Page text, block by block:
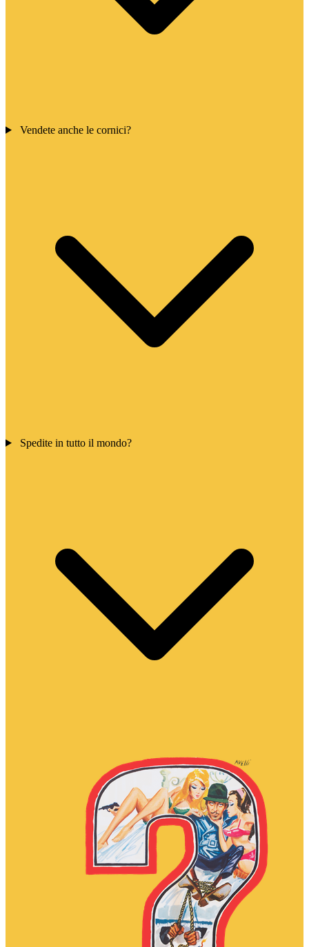
Vendete anche le cornici?
Spedite in tutto il mondo?